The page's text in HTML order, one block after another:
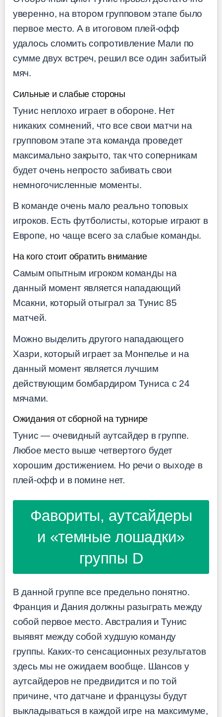
уверенно, на втором групповом этапе было
первое место. А в итоговом плей-офф
удалось сломить сопротивление Мали по
сумме двух встреч, решил все один забитый
мяч.
Сильные и слабые стороны
Тунис неплохо играет в обороне. Нет
никаких сомнений, что все свои матчи на
групповом этапе эта команда проведет
максимально закрыто, так что соперникам
будет очень непросто забивать свои
немногочисленные моменты.
В команде очень мало реально топовых
игроков. Есть футболисты, которые играют в
Европе, но чаще всего за слабые команды.
На кого стоит обратить внимание
Самым опытным игроком команды на
данный момент является нападающий
Мсакни, который отыграл за Тунис 85
матчей.
Можно выделить другого нападающего
Хазри, который играет за Монпелье и на
данный момент является лучшим
действующим бомбардиром Туниса с 24
мячами.
Ожидания от сборной на турнире
Тунис — очевидный аутсайдер в группе.
Любое место выше четвертого будет
хорошим достижением. Но речи о выходе в
плей-офф и в помине нет.
Фавориты, аутсайдеры
и «темные лошадки»
группы D
В данной группе все предельно понятно.
Франция и Дания должны разыграть между
собой первое место. Австралия и Тунис
выявят между собой худшую команду
группы. Каких-то сенсационных результатов
здесь мы не ожидаем вообще. Шансов у
аутсайдеров не предвидится и по той
причине, что датчане и французы будут
выкладываться в каждой игре на максимуме,